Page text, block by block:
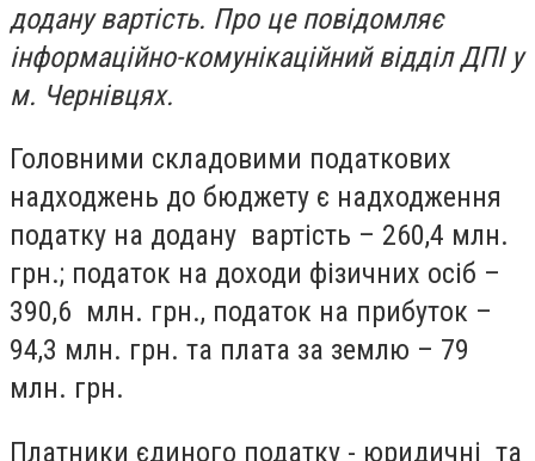
додану вартість. Про це повідомляє
інформаційно-комунікаційний відділ ДПІ у
м. Чернівцях.
Головними складовими податкових
надходжень до бюджету є надходження
податку на додану вартість – 260,4 млн.
грн.; податок на доходи фізичних осіб –
390,6 млн. грн., податок на прибуток –
94,3 млн. грн. та плата за землю – 79
млн. грн.
Платники єдиного податку - юридичні та